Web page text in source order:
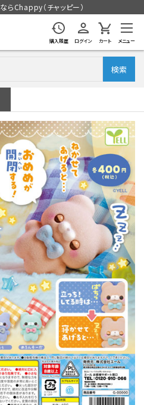
らChappy（チャッピー）
購入履歴 ログイン カート メニュー
検索
会員登録
チェック